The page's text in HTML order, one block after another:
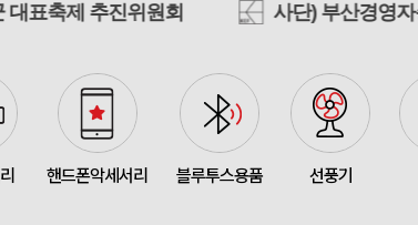
원회 사단) 부산경영자총협회
핸드폰악세서리 블루투스용품 선풍기
375141 한OO 1000
375164 신OO 500
375161 김OO 50
375160 민OO 300